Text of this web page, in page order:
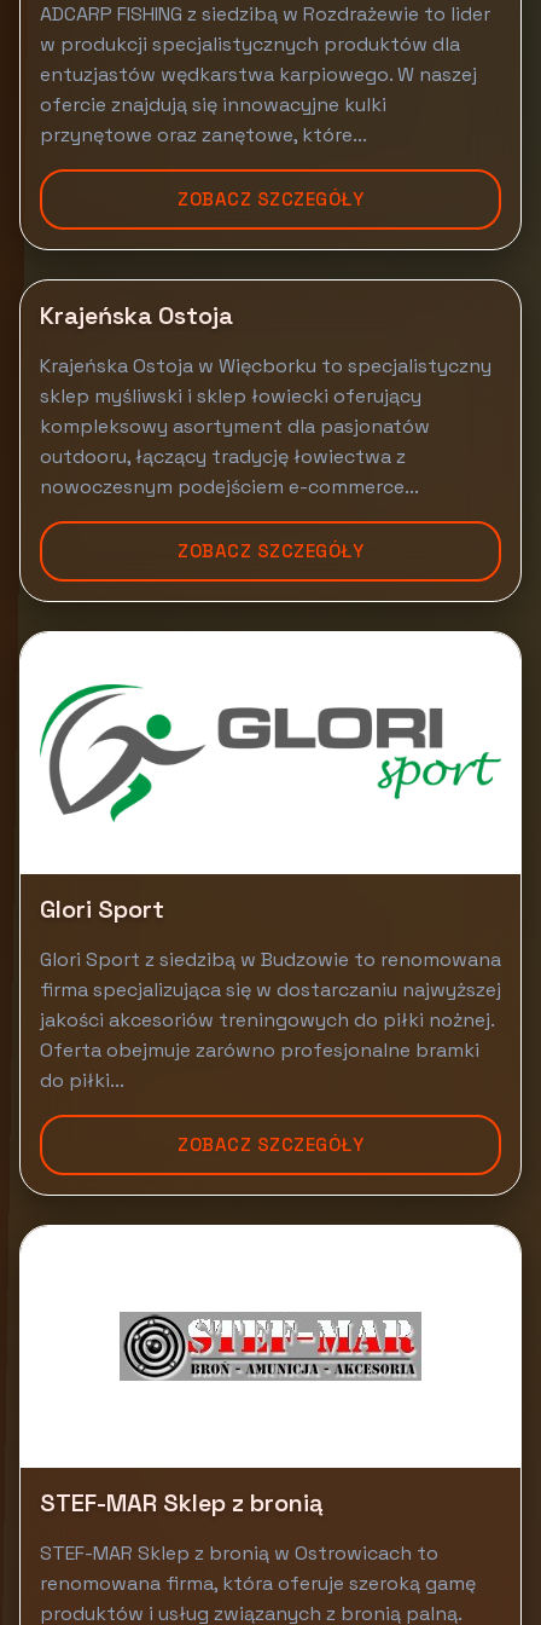
ADCARP FISHING z siedzibą w Rozdrażewie to lider
w produkcji specjalistycznych produktów dla
entuzjastów wędkarstwa karpiowego. W naszej
ofercie znajdują się innowacyjne kulki
przynętowe oraz zanętowe, które...
ZOBACZ SZCZEGÓŁY
Krajeńska Ostoja
Krajeńska Ostoja w Więcborku to specjalistyczny
sklep myśliwski i sklep łowiecki oferujący
kompleksowy asortyment dla pasjonatów
outdooru, łączący tradycję łowiectwa z
nowoczesnym podejściem e-commerce...
ZOBACZ SZCZEGÓŁY
Glori Sport
Glori Sport z siedzibą w Budzowie to renomowana
firma specjalizująca się w dostarczaniu najwyższej
jakości akcesoriów treningowych do piłki nożnej.
Oferta obejmuje zarówno profesjonalne bramki
do piłki...
ZOBACZ SZCZEGÓŁY
STEF-MAR Sklep z bronią
STEF-MAR Sklep z bronią w Ostrowicach to
renomowana firma, która oferuje szeroką gamę
produktów i usług związanych z bronią palną.